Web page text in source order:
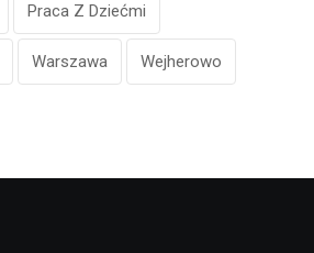
Praca Z Dziećmi
Warszawa Wejherowo